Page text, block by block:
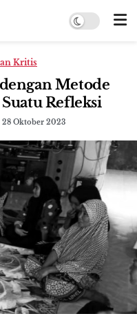
Kritis
Metode
Refleksi
28 Oktober 2023